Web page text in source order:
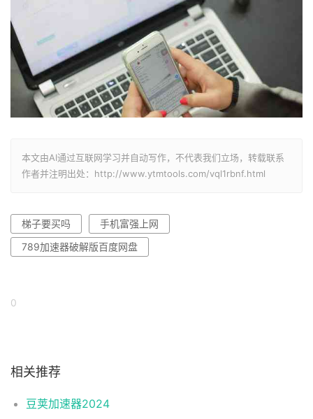
本文由AI通过互联网学习并自动写作，不代表我们立场，转载联系
作者并注明出处：http://www.ytmtools.com/vql1rbnf.html
梯子要买吗
手机富强上网
789加速器破解版百度网盘
0
相关推荐
豆荚加速器2024